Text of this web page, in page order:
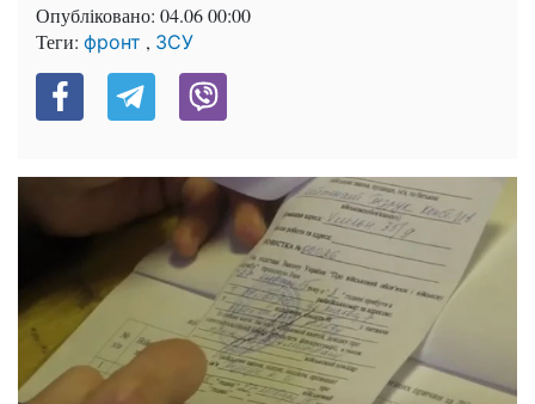
Опубліковано: 04.06 00:00
Теги: фронт , ЗСУ